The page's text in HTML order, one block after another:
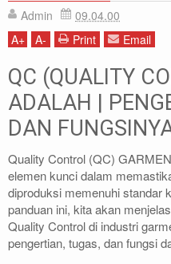
Admin
09.04.00
A+ A- Print Email
QC (QUALITY
ADALAH |
DAN
Quality Control (QC)
elemen kunci dalam
diproduksi memenuhi standar
panduan ini, kita akan
Quality Control di industri
pengertian, tugas, dan fungsi